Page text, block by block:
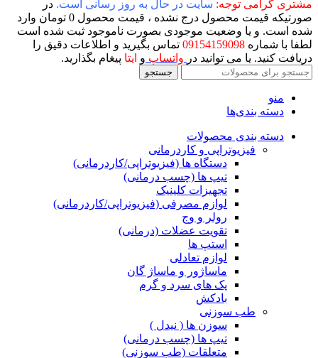
مشتری گرامی توجه: سایت در حال به روز رسانی است. در
صورتیکه قیمت محصول درج نشده ، قیمت محصول 0 تومان وارد
شده است. و یا وضعیت موجودی بصورت ناموجود ثبت شده است
لطفا با شماره 09154159098 تماس بگیرید و اطلاعات دقیق را
دریافت کنید. یا می توانید در واتساپ و ایتا پیغام بگذارید.
جستجو
منو
دسته بندی‌ها
دسته بندی محصولات
فیزیوتراپی و کاردرمانی
دستگاه ها (فیزیوتراپی/کاردرمانی)
تیپ ها (چسب درمانی)
تجهیزات کلینیک
لوازم مصرفی (فیزیوتراپی/کاردرمانی)
رولر و وج
تقویت عضلات (درمانی)
استپ ها
لوازم تعادلی
ماساژور و ماساژ گان
پک های سرد و گرم
بادکش
طب سوزنی
سوزن ها ( نیدل )
تیپ ها (چسب درمانی)
متعلقات (طب سوزنی)